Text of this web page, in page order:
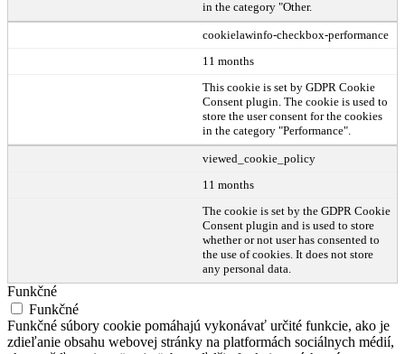
in the category "Other.
cookielawinfo-checkbox-performance
11 months
This cookie is set by GDPR Cookie
Consent plugin. The cookie is used to
store the user consent for the cookies
in the category "Performance".
viewed_cookie_policy
11 months
The cookie is set by the GDPR Cookie
Consent plugin and is used to store
whether or not user has consented to
the use of cookies. It does not store
any personal data.
Funkčné
Funkčné
Funkčné súbory cookie pomáhajú vykonávať určité funkcie, ako je
zdieľanie obsahu webovej stránky na platformách sociálnych médií,